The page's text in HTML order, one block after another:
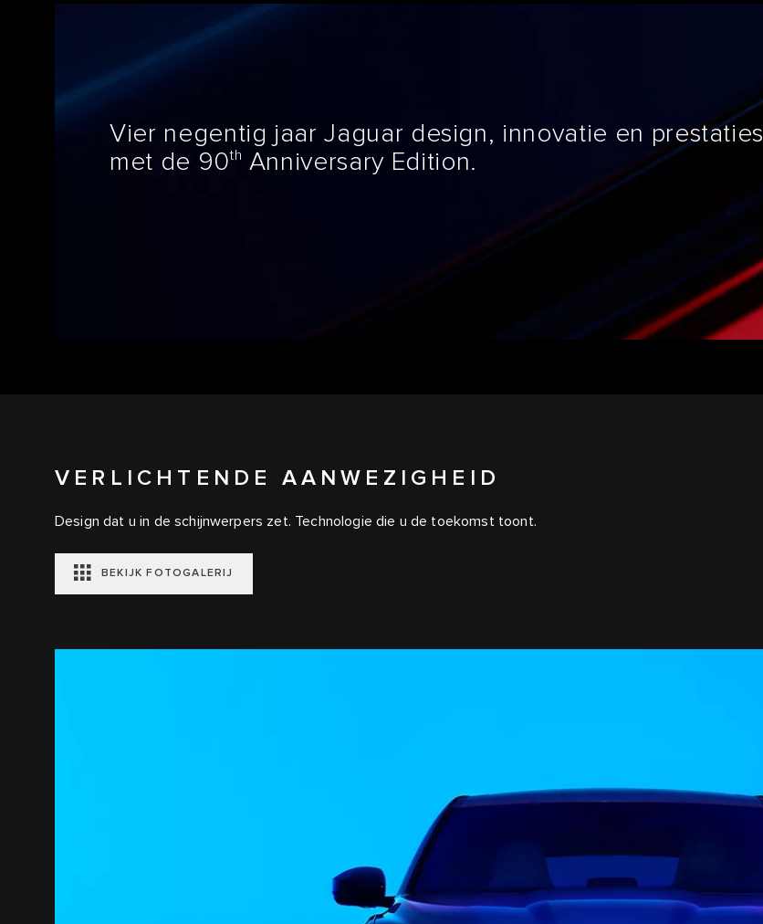
Vier negentig jaar Jaguar design, innovatie en prestaties
met de 90th Anniversary Edition.
VERLICHTENDE AANWEZIGHEID
Design dat u in de schijnwerpers zet. Technologie die u de toekomst toont.
BEKIJK FOTOGALERIJ